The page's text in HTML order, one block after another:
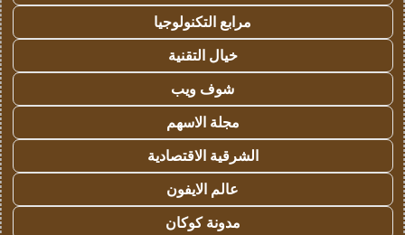
مرابع التكنولوجيا
خيال التقنية
شوف ويب
مجلة الاسهم
الشرقية الاقتصادية
عالم الايفون
مدونة كوكان